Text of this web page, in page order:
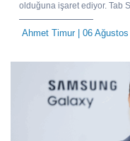
olduğuna işaret ediyor. Tab
Ahmet Timur| 06 Ağustos